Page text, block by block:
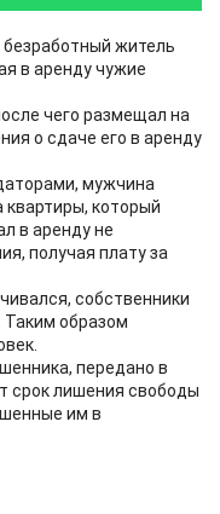
житель
в аренду чужие
чего размещал на
о сдаче его в аренду
мужчина
квартиры, который
в аренду не
получая плату за
собственники
Таким образом
передано в
срок лишения свободы
им в